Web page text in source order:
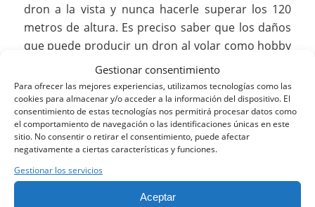
Gestionar consentimiento
Para ofrecer las mejores experiencias, utilizamos tecnologías como las
cookies para almacenar y/o acceder a la información del dispositivo. El
consentimiento de estas tecnologías nos permitirá procesar datos como
el comportamiento de navegación o las identificaciones únicas en este
sitio. No consentir o retirar el consentimiento, puede afectar
negativamente a ciertas características y funciones.
Gestionar los servicios
Aceptar
dron a la vista y nunca hacerle superar los 120
metros de altura. Es preciso saber que los daños
que puede producir un dron al volar como hobby
es responsabilidad de quién lo maneja. Y sólo se
pueden hacer volardronesen las zonas
adecuadas para ello, como por ejemplo, las zonas
despobladas o las zonas de vuelo de
aeromodelismo.
Entre las cosas
drones, siempre debemos recordar que un dron
no es un juguete es una nave, pequeña, pero nave